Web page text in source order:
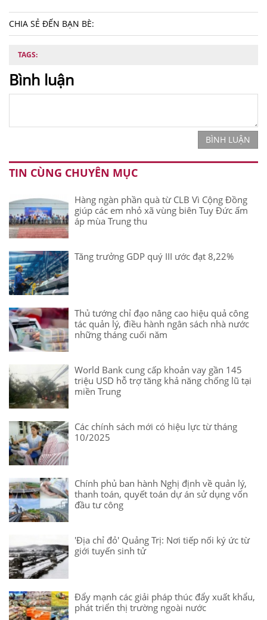
CHIA SẺ ĐẾN BẠN BÈ:
TAGS:
Bình luận
BÌNH LUẬN
TIN CÙNG CHUYÊN MỤC
Hàng ngàn phần quà từ CLB Vì Cộng Đồng
giúp các em nhỏ xã vùng biên Tuy Đức ấm
áp mùa Trung thu
Tăng trưởng GDP quý III ước đạt 8,22%
Thủ tướng chỉ đạo nâng cao hiệu quả công
tác quản lý, điều hành ngân sách nhà nước
những tháng cuối năm
World Bank cung cấp khoản vay gần 145
triệu USD hỗ trợ tăng khả năng chống lũ tại
miền Trung
Các chính sách mới có hiệu lực từ tháng
10/2025
Chính phủ ban hành Nghị định về quản lý,
thanh toán, quyết toán dự án sử dụng vốn
đầu tư công
'Địa chỉ đỏ' Quảng Trị: Nơi tiếp nối ký ức từ
giới tuyến sinh tử
Đẩy mạnh các giải pháp thúc đẩy xuất khẩu,
phát triển thị trường ngoài nước